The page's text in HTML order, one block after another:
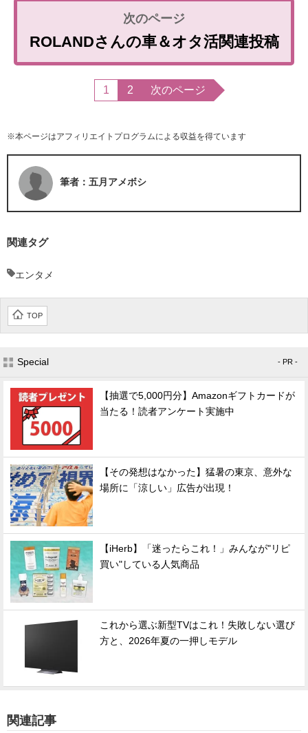
ROLANDさんの車＆オタ活関連投稿
1 2 次のページ
※本ページはアフィリエイトプログラムによる収益を得ています
筆者：五月アメボシ
関連タグ
エンタメ
TOP
Special - PR -
【抽選で5,000円分】Amazonギフトカードが
当たる！読者アンケート実施中
【その発想はなかった】猛暑の東京、意外な
場所に「涼しい」広告が出現！
【iHerb】「迷ったらこれ！」みんなが"リピ
買い"している人気商品
これから選ぶ新型TVはこれ！失敗しない選び
方と、2026年夏の一押しモデル
関連記事